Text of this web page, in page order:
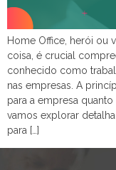
Home Office, herói ou
coisa, é crucial
conhecido como
nas empresas. A
para a empresa
vamos explorar
para […]